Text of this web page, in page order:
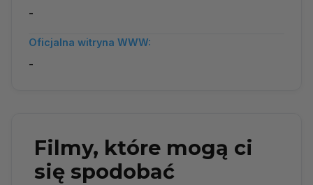
-
Oficjalna witryna WWW:
-
Filmy, które mogą ci
się spodobać